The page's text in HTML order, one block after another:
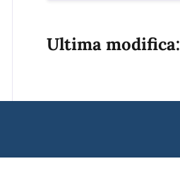
Ultima modifica: